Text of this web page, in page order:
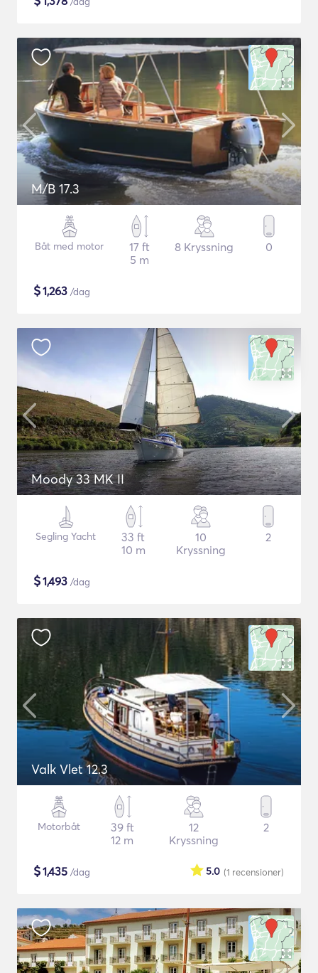
M/B 17.3
Båt med motor
17 ft
5 m
8 Kryssning 0
$1,263 /dag
Moody 33 MK II
Segling Yacht
33 ft
10 m
10
Kryssning
2
$1,493 /dag
Valk Vlet 12.3
Motorbåt
39 ft
12 m
12
Kryssning
2
$1,435 /dag (1 recensioner)
5.0